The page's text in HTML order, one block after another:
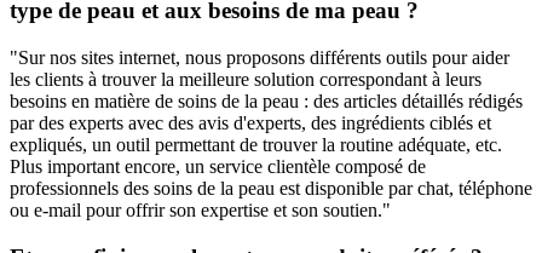
type de peau et aux besoins de ma peau ?
"Sur nos sites internet, nous proposons différents outils pour aider
les clients à trouver la meilleure solution correspondant à leurs
besoins en matière de soins de la peau : des articles détaillés rédigés
par des experts avec des avis d'experts, des ingrédients ciblés et
expliqués, un outil permettant de trouver la routine adéquate, etc.
Plus important encore, un service clientèle composé de
professionnels des soins de la peau est disponible par chat, téléphone
ou e-mail pour offrir son expertise et son soutien."